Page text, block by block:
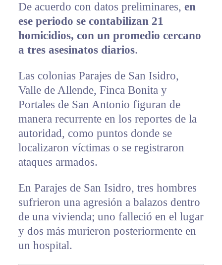
De acuerdo con datos preliminares, en
ese periodo se contabilizan 21
homicidios, con un promedio cercano
a tres asesinatos diarios.
Las colonias Parajes de San Isidro,
Valle de Allende, Finca Bonita y
Portales de San Antonio figuran de
manera recurrente en los reportes de la
autoridad, como puntos donde se
localizaron víctimas o se registraron
ataques armados.
En Parajes de San Isidro, tres hombres
sufrieron una agresión a balazos dentro
de una vivienda; uno falleció en el lugar
y dos más murieron posteriormente en
un hospital.